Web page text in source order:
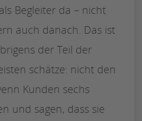
Begleiter da – nicht
auch danach. Das ist
der Teil der
schätze: nicht den
Kunden sechs
und sagen, dass sie